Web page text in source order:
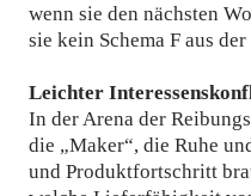
wenn sie den nächsten
sie kein Schema F aus
Leichter
In der Arena der
die „Maker“, die Ruhe
und Produktfortschritt